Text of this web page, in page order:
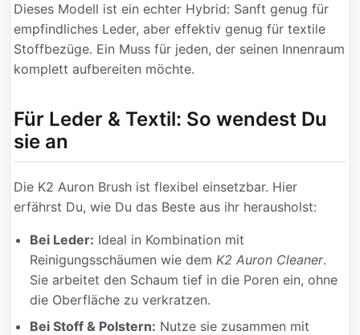
Dieses Modell ist ein echter Hybrid: Sanft genug für
empfindliches Leder, aber effektiv genug für textile
Stoffbezüge. Ein Muss für jeden, der seinen Innenraum
komplett aufbereiten möchte.
Für Leder & Textil: So wendest Du
sie an
Die K2 Auron Brush ist flexibel einsetzbar. Hier
erfährst Du, wie Du das Beste aus ihr herausholst:
Bei Leder: Ideal in Kombination mit
Reinigungsschäumen wie dem K2 Auron Cleaner.
Sie arbeitet den Schaum tief in die Poren ein, ohne
die Oberfläche zu verkratzen.
Bei Stoff & Polstern: Nutze sie zusammen mit